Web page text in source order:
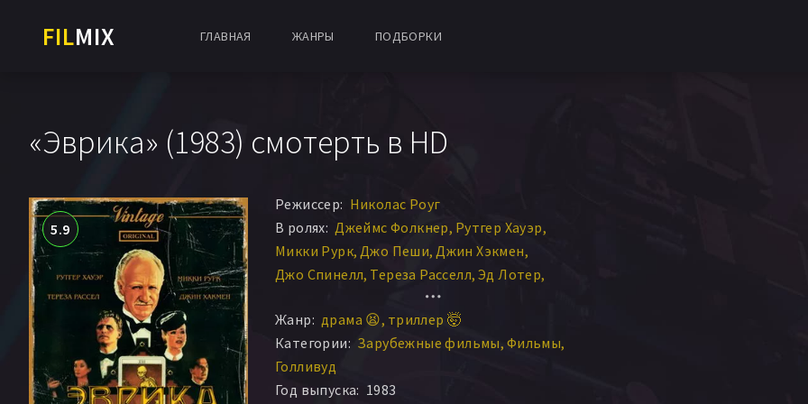
FILMIX ГЛАВНАЯ ЖАНРЫ ПОДБОРКИ
«Эврика» (1983) смотерть в HD
5.9
Режиссер: Николас Роуг
В ролях: Джеймс Фолкнер Рутгер Хауэр
Микки Рурк Джо Пеши Джин Хэкмен
Джо Спинелл Тереза Расселл Эд Лотер
Ллойд Берри
Тимоти Скотт Эллис Дейл Норман Битон
Иэн Трейси Корин Редгрейв
Хелена Каллианиотес
Каван Кендалл Тим Ван Реллим
Жанр: драма 😫 триллер 🤯
Категории: Зарубежные фильмы Фильмы
Голливуд
Год выпуска: 1983